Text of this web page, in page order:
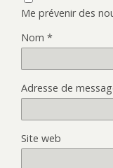
Me prévenir des
Nom *
Adresse de
Site web